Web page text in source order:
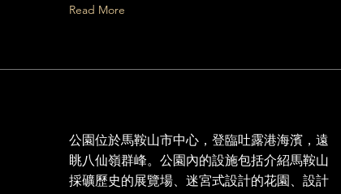
Read More
公園位於馬鞍山市中心，登臨吐露港海濱，遠
眺八仙嶺群峰。公園內的設施包括介紹馬鞍山
採礦歷史的展覽場、迷宮式設計的花園、設計